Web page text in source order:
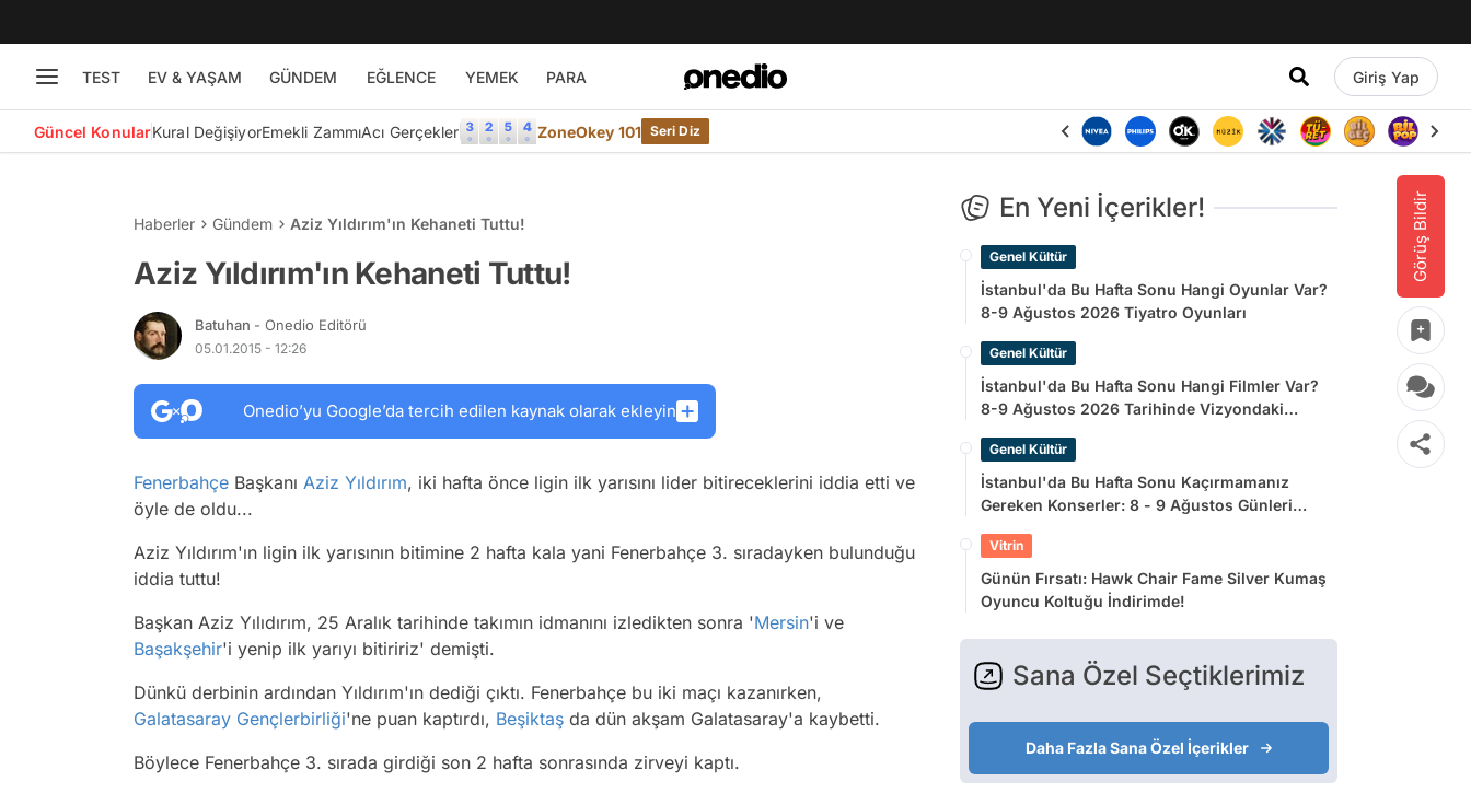
TEST EV & YAŞAM GÜNDEM EĞLENCE YEMEK PARA Giriş Yap
Güncel KonularKural DeğişiyorEmekli ZammıAcı Gerçekler ZoneOkey 101 Seri Diz
Görüş Bildir
Haberler Gündem Aziz Yıldırım'ın Kehaneti Tuttu!
Aziz Yıldırım'ın Kehaneti Tuttu!
Batuhan - Onedio Editörü
05.01.2015 - 12:26
Onedio’yu Google’da tercih edilen kaynak olarak ekleyin
Fenerbahçe Başkanı Aziz Yıldırım, iki hafta önce ligin ilk yarısını lider bitireceklerini iddia etti ve
öyle de oldu...
Aziz Yıldırım'ın ligin ilk yarısının bitimine 2 hafta kala yani Fenerbahçe 3. sıradayken bulunduğu
iddia tuttu!
Başkan Aziz Yılıdırım, 25 Aralık tarihinde takımın idmanını izledikten sonra 'Mersin'i ve
Başakşehir'i yenip ilk yarıyı bitiririz' demişti.
Dünkü derbinin ardından Yıldırım'ın dediği çıktı. Fenerbahçe bu iki maçı kazanırken,
Galatasaray Gençlerbirliği'ne puan kaptırdı, Beşiktaş da dün akşam Galatasaray'a kaybetti.
Böylece Fenerbahçe 3. sırada girdiği son 2 hafta sonrasında zirveyi kaptı.
En Yeni İçerikler!
Genel Kültür
İstanbul'da Bu Hafta Sonu Hangi Oyunlar Var?
8-9 Ağustos 2026 Tiyatro Oyunları
Genel Kültür
İstanbul'da Bu Hafta Sonu Hangi Filmler Var?
8-9 Ağustos 2026 Tarihinde Vizyondaki
Genel Kültür
İstanbul'da Bu Hafta Sonu Kaçırmamanız
Gereken Konserler: 8 - 9 Ağustos Günleri
Vitrin
Günün Fırsatı: Hawk Chair Fame Silver Kumaş
Oyuncu Koltuğu İndirimde!
Sana Özel Seçtiklerimiz
Daha Fazla Sana Özel İçerikler